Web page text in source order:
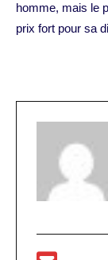
homme, mais le
prix fort pour sa